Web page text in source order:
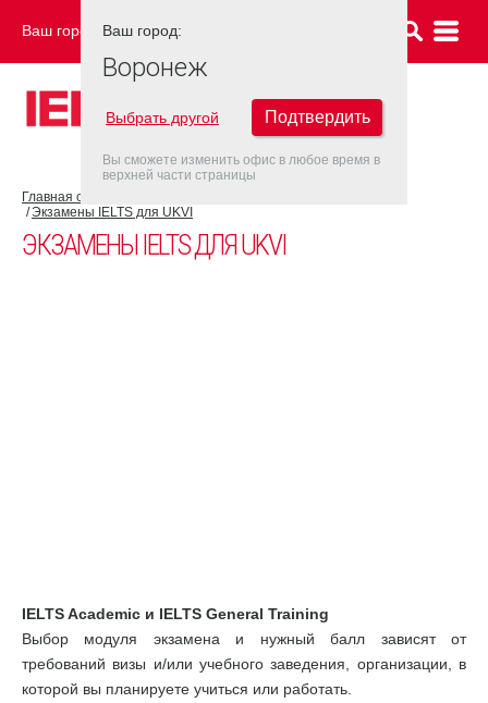
Ваш город: ВОРОНЕЖ
Главная страница
Экзамены IELTS для UKVI
ЭКЗАМЕНЫ IELTS ДЛЯ UKVI
IELTS Academic и IELTS General Training
Выбор модуля экзамена и нужный балл зависят от
требований визы и/или учебного заведения, организации, в
которой вы планируете учиться или работать.
Ваш город:
Воронеж
Выбрать другой Подтвердить
Вы сможете изменить офис в любое время в
верхней части страницы